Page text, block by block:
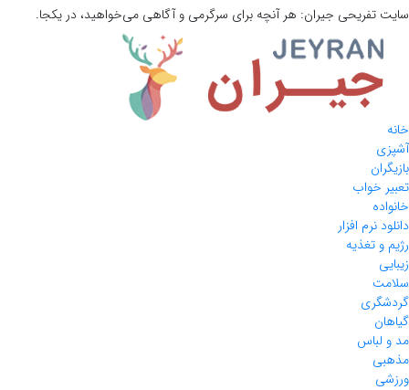
تفریحی جیران:هر آنچه برای سرگرمی و آگاهی می‌خواهید، در یکجا.
خواب
نرم افزار
تغذیه